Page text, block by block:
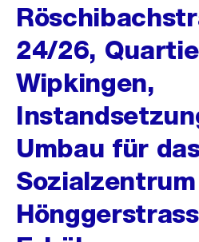
24/26,
Wipkingen,
Umbau für
Sozialzentrum